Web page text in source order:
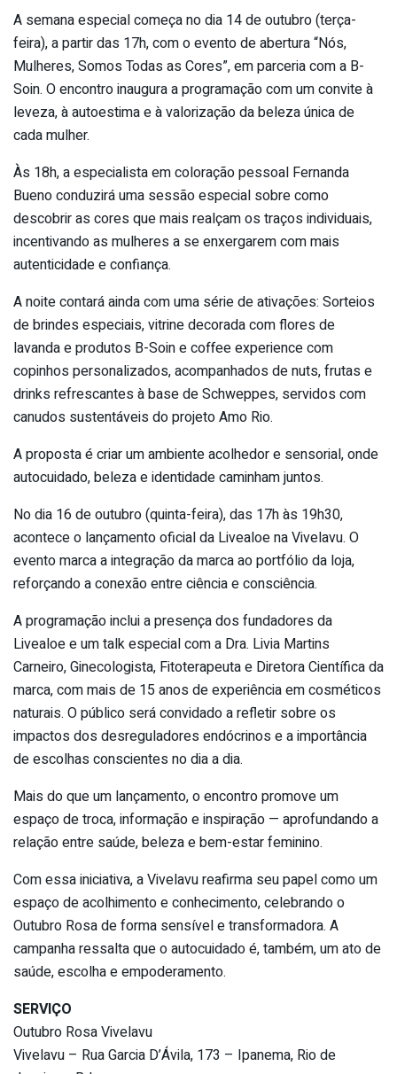
A semana especial começa no dia 14 de outubro (terça-
feira), a partir das 17h, com o evento de abertura “Nós,
Mulheres, Somos Todas as Cores”, em parceria com a B-
Soin. O encontro inaugura a programação com um convite à
leveza, à autoestima e à valorização da beleza única de
cada mulher.
Às 18h, a especialista em coloração pessoal Fernanda
Bueno conduzirá uma sessão especial sobre como
descobrir as cores que mais realçam os traços individuais,
incentivando as mulheres a se enxergarem com mais
autenticidade e confiança.
A noite contará ainda com uma série de ativações: Sorteios
de brindes especiais, vitrine decorada com flores de
lavanda e produtos B-Soin e coffee experience com
copinhos personalizados, acompanhados de nuts, frutas e
drinks refrescantes à base de Schweppes, servidos com
canudos sustentáveis do projeto Amo Rio.
A proposta é criar um ambiente acolhedor e sensorial, onde
autocuidado, beleza e identidade caminham juntos.
No dia 16 de outubro (quinta-feira), das 17h às 19h30,
acontece o lançamento oficial da Livealoe na Vivelavu. O
evento marca a integração da marca ao portfólio da loja,
reforçando a conexão entre ciência e consciência.
A programação inclui a presença dos fundadores da
Livealoe e um talk especial com a Dra. Livia Martins
Carneiro, Ginecologista, Fitoterapeuta e Diretora Científica da
marca, com mais de 15 anos de experiência em cosméticos
naturais. O público será convidado a refletir sobre os
impactos dos desreguladores endócrinos e a importância
de escolhas conscientes no dia a dia.
Mais do que um lançamento, o encontro promove um
espaço de troca, informação e inspiração — aprofundando a
relação entre saúde, beleza e bem-estar feminino.
Com essa iniciativa, a Vivelavu reafirma seu papel como um
espaço de acolhimento e conhecimento, celebrando o
Outubro Rosa de forma sensível e transformadora. A
campanha ressalta que o autocuidado é, também, um ato de
saúde, escolha e empoderamento.
SERVIÇO
Outubro Rosa Vivelavu
Vivelavu – Rua Garcia D’Ávila, 173 – Ipanema, Rio de